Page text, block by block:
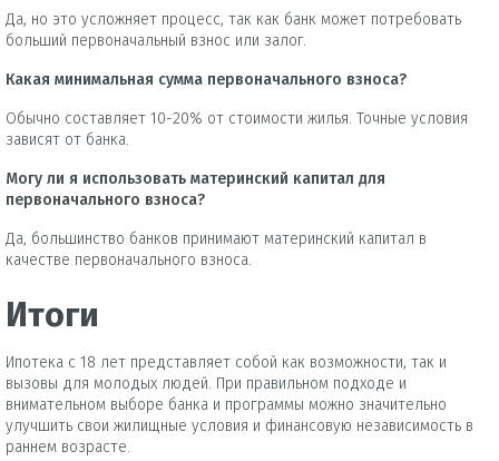
Да, но это усложняет процесс, так как банк может потребовать
больший первоначальный взнос или залог.
Какая минимальная сумма первоначального взноса?
Обычно составляет 10-20% от стоимости жилья. Точные условия
зависят от банка.
Могу ли я использовать материнский капитал для
первоначального взноса?
Да, большинство банков принимают материнский капитал в
качестве первоначального взноса.
Итоги
Ипотека с 18 лет представляет собой как возможности, так и
вызовы для молодых людей. При правильном подходе и
внимательном выборе банка и программы можно значительно
улучшить свои жилищные условия и финансовую независимость в
раннем возрасте.